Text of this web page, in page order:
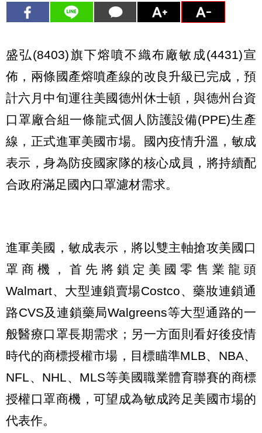
盛弘(8403)旗下熔噴不織布廠敏成(4431)宣
佈，兩條國產熔噴產線的改良升級已完成，預
計六月中旬運往美國德州休士頓，與德州台資
口罩廠合組一條龍式個人防護設備(PPE)生產
線，正式進軍美國市場。國內疫情升溫，敏成
表示，身為防疫國家隊的核心成員，將持續配
合政府滿足國內口罩濾材需求。
進軍美國，敏成表示，將以雙主軸搶攻美國口
罩商機，首先將鎖定美國零售業龍頭
Walmart、大型連鎖賣場Costco、藥妝連鎖通
路CVS及連鎖藥局Walgreens等大型通路的一
般醫療口罩長期需求；另一方面則看好後疫情
時代的商標授權市場，目標瞄準MLB、NBA、
NFL、NHL、MLS等美國職業體育聯賽的商標
授權口罩商機，可望成為敏成跨足美國市場的
代表作。